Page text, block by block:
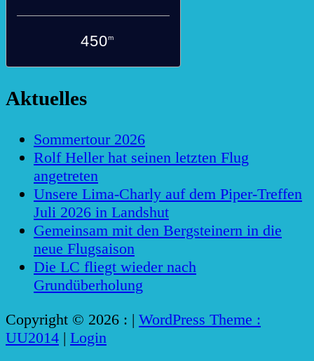
450m
Aktuelles
Sommertour 2026
Rolf Heller hat seinen letzten Flug
angetreten
Unsere Lima-Charly auf dem Piper-Treffen
Juli 2026 in Landshut
Gemeinsam mit den Bergsteinern in die
neue Flugsaison
Die LC fliegt wieder nach
Grundüberholung
Copyright © 2026 : | WordPress Theme :
UU2014 | Login